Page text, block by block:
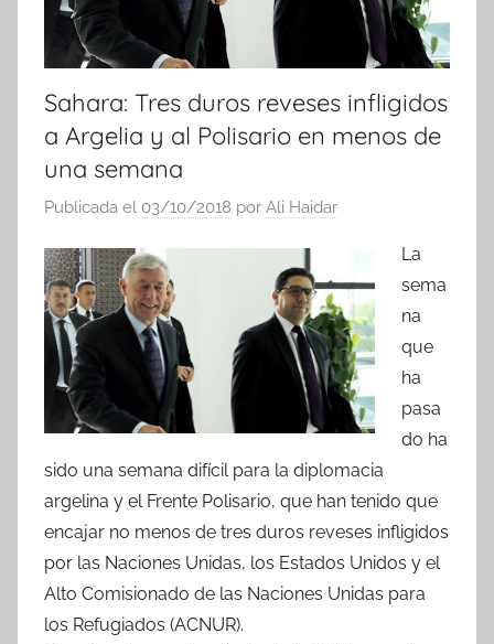
Sahara: Tres duros reveses infligidos
a Argelia y al Polisario en menos de
una semana
Publicada el 03/10/2018 por Ali Haidar
La
sema
na
que
ha
pasa
do ha
sido una semana difícil para la diplomacia
argelina y el Frente Polisario, que han tenido que
encajar no menos de tres duros reveses infligidos
por las Naciones Unidas, los Estados Unidos y el
Alto Comisionado de las Naciones Unidas para
los Refugiados (ACNUR).